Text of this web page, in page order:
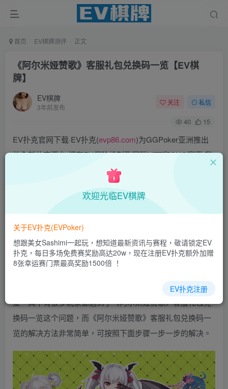
首页 EV棋牌测评 正文
《阿尔米娅赞歌》客服礼包兑换码一览【EV棋
牌】
EV棋牌
3年前发布
关注 私信
40 15
EV扑克官网下载·EV扑克(evp86.com)为GGPoker亚洲推出
的全新扑克平台,拥有EV保险机制及国际MTT和SNG赛事,我
们具备完善的国际认可,致力提供国内最公平与公正的竞技环
EV扑克|EV扑克官网|EV扑克下载|EV扑克电脑版|EV扑克娱
乐场|EV扑克小游戏——EV扑克导航(www.evpks.com)
EV扑克|EV扑克官网|EV扑克娱乐场|EV扑克保险|EV扑克娱
乐场|EV扑克游戏网址发布页——EV扑克下载
(www.evpk66.com)
阿尔米娅赞歌是一款特别不错的游戏，深受玩家的热
爱，其中有很多玩家都遇到了《阿尔米娅赞歌》客服礼包兑
换码一览这个问题，而《阿尔米娅赞歌》客服礼包兑换码一
览的解决方法非常简单，可按照下面步骤一步一步的解决。
欢迎光临EV棋牌
关于EV扑克(EVPoker)
想跟美女Sashimi一起玩，想知道最新资讯与赛程，敬请锁定EV
扑克，每日多场免费赛奖励高达20w，现在注册EV扑克额外加赠
8张幸运赛门票最高奖励1500倍 ！
EV扑克注册